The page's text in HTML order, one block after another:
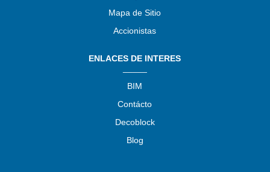
Mapa de Sitio
Accionistas
ENLACES DE INTERES
BIM
Contácto
Decoblock
Blog